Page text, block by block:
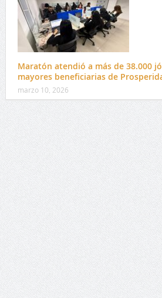
Maratón atendió a más de 38.000
mayores beneficiarias de
marzo 10, 2026